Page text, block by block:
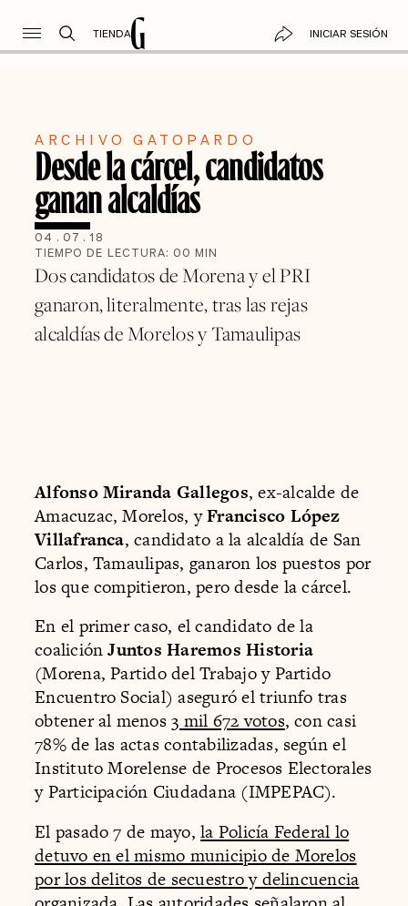
TIENDA INICIAR SESIÓN
ARCHIVO GATOPARDO
Desde la cárcel, candidatos
ganan alcaldías
04 . 07 . 18
TIEMPO DE LECTURA: 00 MIN
Dos candidatos de Morena y el PRI
ganaron, literalmente, tras las rejas
alcaldías de Morelos y Tamaulipas
Alfonso Miranda Gallegos, ex-alcalde de
Amacuzac, Morelos, yFrancisco López
Villafranca, candidato a la alcaldía de San
Carlos, Tamaulipas, ganaron los puestos por
los que compitieron, pero desde la cárcel.
En el primer caso, el candidato de la
coaliciónJuntos Haremos Historia
(Morena, Partido del Trabajo y Partido
Encuentro Social) aseguró el triunfo tras
obtener al menos3 mil 672 votos, con casi
78% de las actas contabilizadas, según el
Instituto Morelense de Procesos Electorales
y Participación Ciudadana (IMPEPAC).
El pasado 7 de mayo,la Policía Federal lo
detuvo en el mismo municipio de Morelos
por los delitos de secuestro y delincuencia